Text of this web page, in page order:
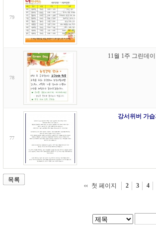
79
78
11월 1주 그린데
77
강서위버 가
목록
첫 페이지
2 3 4